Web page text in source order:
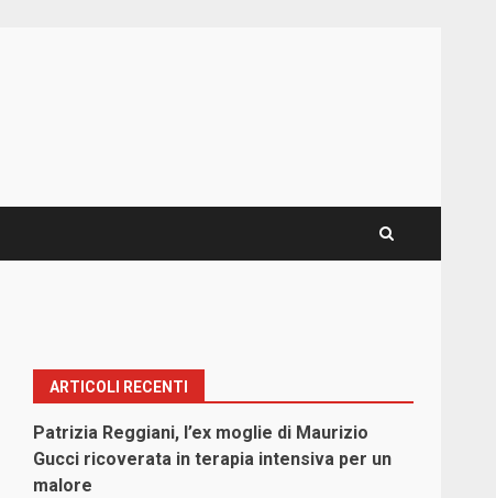
ARTICOLI RECENTI
Patrizia Reggiani, l’ex moglie di Maurizio
Gucci ricoverata in terapia intensiva per un
malore